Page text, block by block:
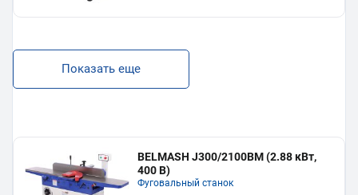
Показать еще
BELMASH J300/2100ВМ (2.88 кВт,
400 В)
Фуговальный станок